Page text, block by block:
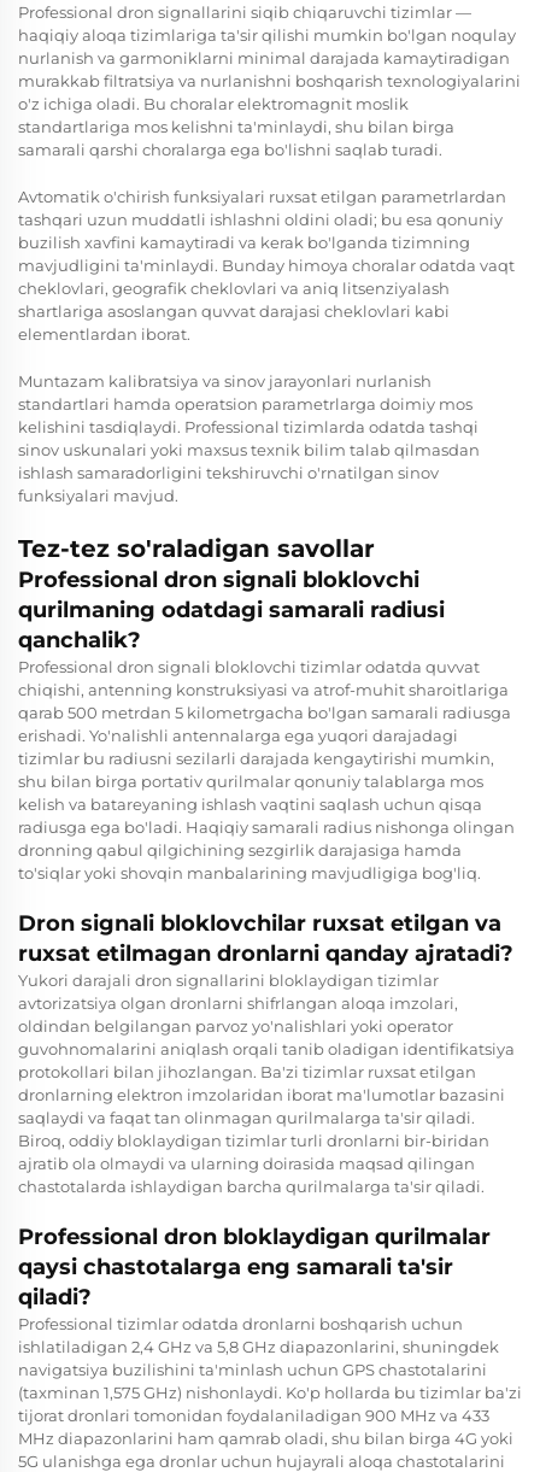
Professional dron signallarini siqib chiqaruvchi tizimlar —
haqiqiy aloqa tizimlariga ta'sir qilishi mumkin bo'lgan noqulay
nurlanish va garmoniklarni minimal darajada kamaytiradigan
murakkab filtratsiya va nurlanishni boshqarish texnologiyalarini
o'z ichiga oladi. Bu choralar elektromagnit moslik
standartlariga mos kelishni ta'minlaydi, shu bilan birga
samarali qarshi choralarga ega bo'lishni saqlab turadi.
Avtomatik o'chirish funksiyalari ruxsat etilgan parametrlardan
tashqari uzun muddatli ishlashni oldini oladi; bu esa qonuniy
buzilish xavfini kamaytiradi va kerak bo'lganda tizimning
mavjudligini ta'minlaydi. Bunday himoya choralar odatda vaqt
cheklovlari, geografik cheklovlari va aniq litsenziyalash
shartlariga asoslangan quvvat darajasi cheklovlari kabi
elementlardan iborat.
Muntazam kalibratsiya va sinov jarayonlari nurlanish
standartlari hamda operatsion parametrlarga doimiy mos
kelishini tasdiqlaydi. Professional tizimlarda odatda tashqi
sinov uskunalari yoki maxsus texnik bilim talab qilmasdan
ishlash samaradorligini tekshiruvchi o'rnatilgan sinov
funksiyalari mavjud.
Tez-tez so'raladigan savollar
Professional dron signali bloklovchi
qurilmaning odatdagi samarali radiusi
qanchalik?
Professional dron signali bloklovchi tizimlar odatda quvvat
chiqishi, antenning konstruksiyasi va atrof-muhit sharoitlariga
qarab 500 metrdan 5 kilometrgacha bo'lgan samarali radiusga
erishadi. Yo'nalishli antennalarga ega yuqori darajadagi
tizimlar bu radiusni sezilarli darajada kengaytirishi mumkin,
shu bilan birga portativ qurilmalar qonuniy talablarga mos
kelish va batareyaning ishlash vaqtini saqlash uchun qisqa
radiusga ega bo'ladi. Haqiqiy samarali radius nishonga olingan
dronning qabul qilgichining sezgirlik darajasiga hamda
to'siqlar yoki shovqin manbalarining mavjudligiga bog'liq.
Dron signali bloklovchilar ruxsat etilgan va
ruxsat etilmagan dronlarni qanday ajratadi?
Yukori darajali dron signallarini bloklaydigan tizimlar
avtorizatsiya olgan dronlarni shifrlangan aloqa imzolari,
oldindan belgilangan parvoz yo'nalishlari yoki operator
guvohnomalarini aniqlash orqali tanib oladigan identifikatsiya
protokollari bilan jihozlangan. Ba'zi tizimlar ruxsat etilgan
dronlarning elektron imzolaridan iborat ma'lumotlar bazasini
saqlaydi va faqat tan olinmagan qurilmalarga ta'sir qiladi.
Biroq, oddiy bloklaydigan tizimlar turli dronlarni bir-biridan
ajratib ola olmaydi va ularning doirasida maqsad qilingan
chastotalarda ishlaydigan barcha qurilmalarga ta'sir qiladi.
Professional dron bloklaydigan qurilmalar
qaysi chastotalarga eng samarali ta'sir
qiladi?
Professional tizimlar odatda dronlarni boshqarish uchun
ishlatiladigan 2,4 GHz va 5,8 GHz diapazonlarini, shuningdek
navigatsiya buzilishini ta'minlash uchun GPS chastotalarini
(taxminan 1,575 GHz) nishonlaydi. Ko'p hollarda bu tizimlar ba'zi
tijorat dronlari tomonidan foydalaniladigan 900 MHz va 433
MHz diapazonlarini ham qamrab oladi, shu bilan birga 4G yoki
5G ulanishga ega dronlar uchun hujayrali aloqa chastotalarini